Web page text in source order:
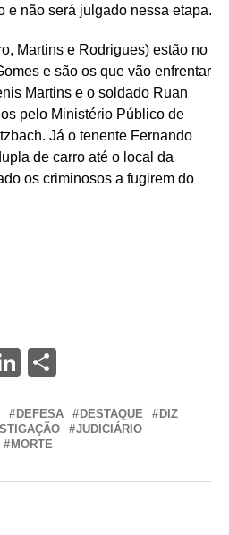
e não será julgado nessa etapa.
Martins e Rodrigues) estão no
e são os que vão enfrentar
Martins e o soldado Ruan
pelo Ministério Público de
Já o tenente Fernando
de carro até o local da
os criminosos a fugirem do
LinkedIn
Share
DEFESA DESTAQUE
DIZ
JUDICIÁRIO
MORTE